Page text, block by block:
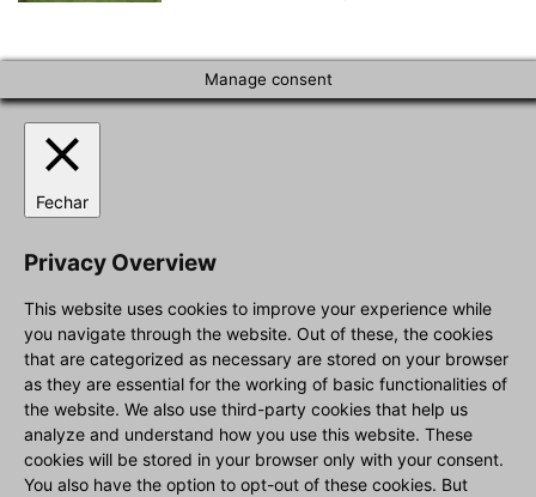
Manage consent
Fechar
Privacy Overview
This website uses cookies to improve your experience while
you navigate through the website. Out of these, the cookies
that are categorized as necessary are stored on your browser
as they are essential for the working of basic functionalities of
the website. We also use third-party cookies that help us
analyze and understand how you use this website. These
cookies will be stored in your browser only with your consent.
You also have the option to opt-out of these cookies. But